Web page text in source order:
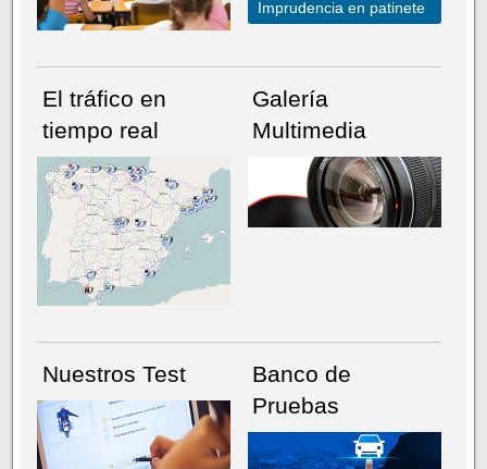
NÚMERO ACTUALHEMEROTECA
Imprudencia en patinete
El tráfico en
tiempo real
Galería
Multimedia
Nuestros Test
Banco de
Pruebas